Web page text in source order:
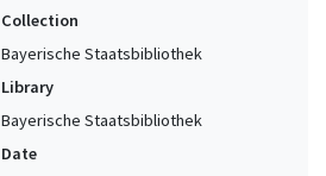
Collection
Bayerische Staatsbibliothek
Library
Bayerische Staatsbibliothek
Date